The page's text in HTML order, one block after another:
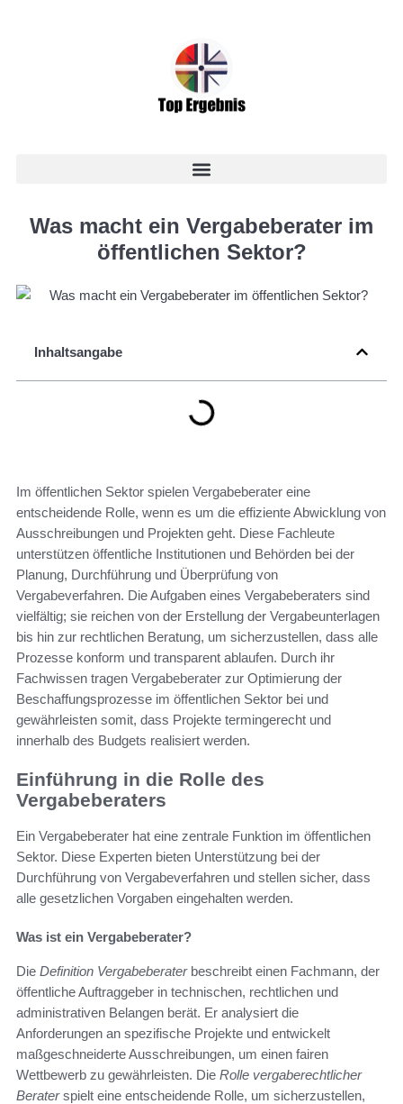
Was macht ein Vergabeberater im
öffentlichen Sektor?
Inhaltsangabe
Im öffentlichen Sektor spielen Vergabeberater eine
entscheidende Rolle, wenn es um die effiziente Abwicklung von
Ausschreibungen und Projekten geht. Diese Fachleute
unterstützen öffentliche Institutionen und Behörden bei der
Planung, Durchführung und Überprüfung von
Vergabeverfahren. Die Aufgaben eines Vergabeberaters sind
vielfältig; sie reichen von der Erstellung der Vergabeunterlagen
bis hin zur rechtlichen Beratung, um sicherzustellen, dass alle
Prozesse konform und transparent ablaufen. Durch ihr
Fachwissen tragen Vergabeberater zur Optimierung der
Beschaffungsprozesse im öffentlichen Sektor bei und
gewährleisten somit, dass Projekte termingerecht und
innerhalb des Budgets realisiert werden.
Einführung in die Rolle des
Vergabeberaters
Ein Vergabeberater hat eine zentrale Funktion im öffentlichen
Sektor. Diese Experten bieten Unterstützung bei der
Durchführung von Vergabeverfahren und stellen sicher, dass
alle gesetzlichen Vorgaben eingehalten werden.
Was ist ein Vergabeberater?
Die Definition Vergabeberaterbeschreibt einen Fachmann, der
öffentliche Auftraggeber in technischen, rechtlichen und
administrativen Belangen berät. Er analysiert die
Anforderungen an spezifische Projekte und entwickelt
maßgeschneiderte Ausschreibungen, um einen fairen
Wettbewerb zu gewährleisten. Die Rolle vergaberechtlicher
Beraterspielt eine entscheidende Rolle, um sicherzustellen,